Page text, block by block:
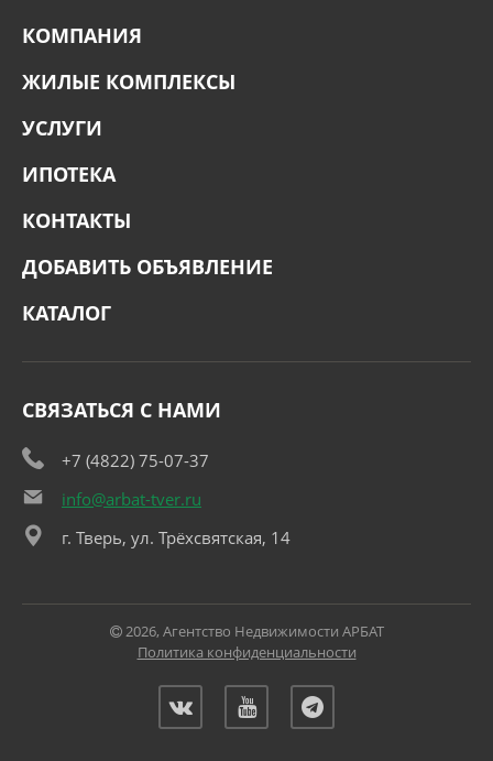
КОМПАНИЯ
ЖИЛЫЕ КОМПЛЕКСЫ
УСЛУГИ
ИПОТЕКА
КОНТАКТЫ
ДОБАВИТЬ ОБЪЯВЛЕНИЕ
КАТАЛОГ
СВЯЗАТЬСЯ С НАМИ
+7 (4822) 75-07-37
info@arbat-tver.ru
г. Тверь, ул. Трёхсвятская, 14
2026, Агентство Недвижимости АРБАТ
Политика конфиденциальности